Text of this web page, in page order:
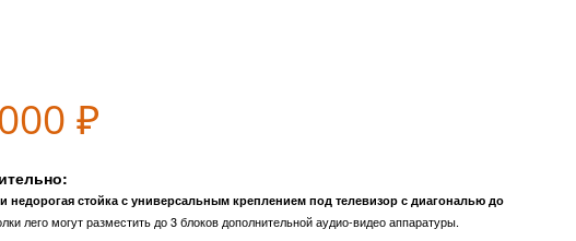
₽
недорогая стойка с универсальным креплением под телевизор с диагональю до
лего могут разместить до 3 блоков дополнительной аудио-видео аппаратуры.